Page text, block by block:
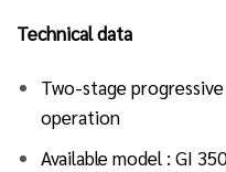
Technical data
Two-stage progressive
operation
Available model : GI